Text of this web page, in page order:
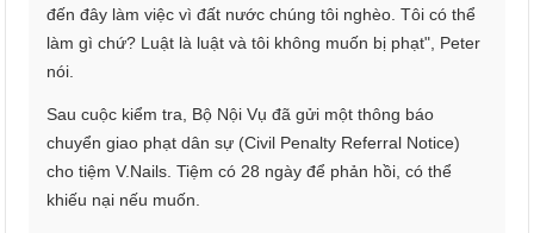
đến đây làm việc vì đất nước chúng tôi nghèo. Tôi có thể
làm gì chứ? Luật là luật và tôi không muốn bị phạt", Peter
nói.
Sau cuộc kiểm tra, Bộ Nội Vụ đã gửi một thông báo
chuyển giao phạt dân sự (Civil Penalty Referral Notice)
cho tiệm V.Nails. Tiệm có 28 ngày để phản hồi, có thể
khiếu nại nếu muốn.